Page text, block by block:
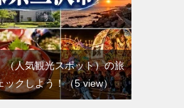
（人気観光スポット）の旅
ックしよう！（5 view）